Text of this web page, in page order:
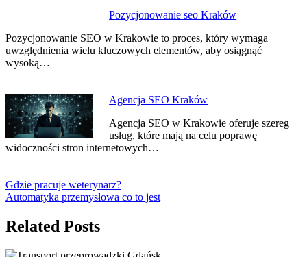
Pozycjonowanie seo Kraków
Pozycjonowanie SEO w Krakowie to proces, który wymaga
uwzględnienia wielu kluczowych elementów, aby osiągnąć
wysoką…
Agencja SEO Kraków
Agencja SEO w Krakowie oferuje szereg
usług, które mają na celu poprawę
widoczności stron internetowych…
Gdzie pracuje weterynarz?
Automatyka przemysłowa co to jest
Related Posts